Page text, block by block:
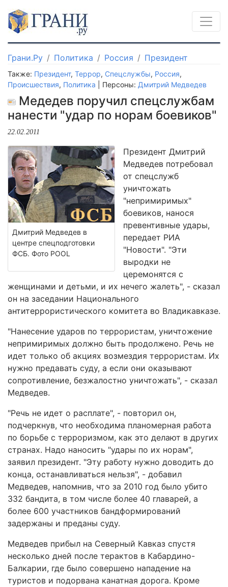
Грани.Ру Политика Россия Президент
Также: Президент, Террор, Спецслужбы, Россия,
Происшествия, Политика | Персоны: Дмитрий Медведев
Медедев поручил спецслужбам
нанести "удар по норам боевиков"
22.02.2011
Дмитрий Медведев в
центре спецподготовки
ФСБ. Фото POOL
Президент Дмитрий
Медведев потребовал
от спецслужб
уничтожать
"непримиримых"
боевиков, нанося
превентивные удары,
передает РИА
"Новости". "Эти
выродки не
церемонятся с
женщинами и детьми, и их нечего жалеть", - сказал
он на заседании Национального
антитеррористического комитета во Владикавказе.
"Нанесение ударов по террористам, уничтожение
непримиримых должно быть продолжено. Речь не
идет только об акциях возмездия террористам. Их
нужно предавать суду, а если они оказывают
сопротивление, безжалостно уничтожать", - сказал
Медведев.
"Речь не идет о расплате", - повторил он,
подчеркнув, что необходима планомерная работа
по борьбе с терроризмом, как это делают в других
странах. Надо наносить "удары по их норам",
заявил президент. "Эту работу нужно доводить до
конца, останавливаться нельзя", - добавил
Медведев, напомнив, что за 2010 год было убито
332 бандита, в том числе более 40 главарей, а
более 600 участников бандформирований
задержаны и преданы суду.
Медведев прибыл на Северный Кавказ спустя
несколько дней после терактов в Кабардино-
Балкарии, где было совершено нападение на
туристов и подорвана канатная дорога. Кроме